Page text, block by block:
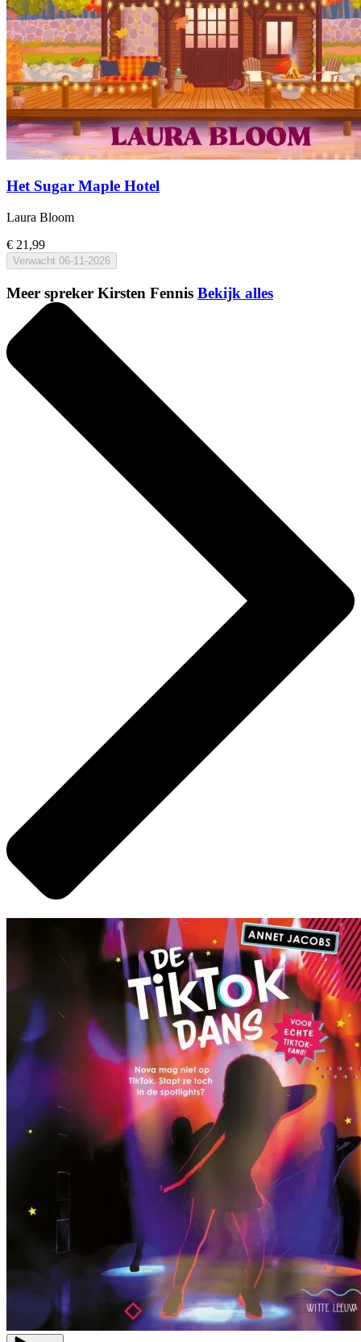
Het Sugar Maple Hotel
Laura Bloom
€ 21,99
Verwacht 06-11-2026
Meer spreker Kirsten Fennis Bekijk alles